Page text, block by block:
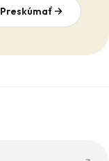
Preskúmať